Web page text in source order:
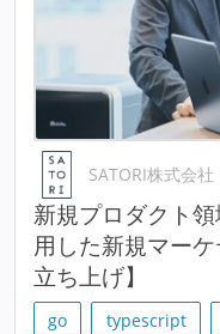
SATORI株式会社
新規プロダクト
用した新規マー
立ち上げ】
go typescript